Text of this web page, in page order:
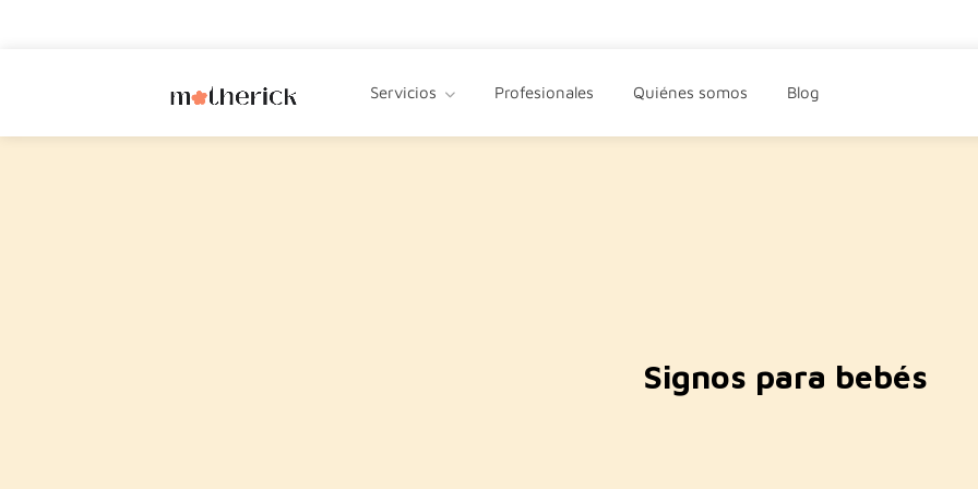
Servicios Profesionales Quiénes somos Blog
Signos para bebés